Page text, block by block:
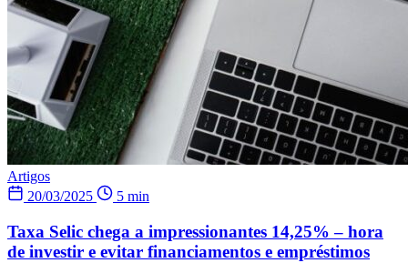
Artigos
20/03/2025
5 min
Taxa Selic chega a impressionantes 14,25% – hora
de investir e evitar financiamentos e empréstimos